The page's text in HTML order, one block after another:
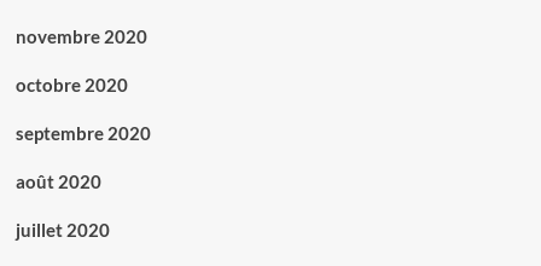
novembre 2020
octobre 2020
septembre 2020
août 2020
juillet 2020